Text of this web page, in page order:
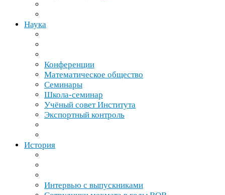
Наука
Конференции
Математическое общество
Семинары
Школа-​семинар
Учёный совет Института
Экспортный контроль
История
Интервью с выпускниками